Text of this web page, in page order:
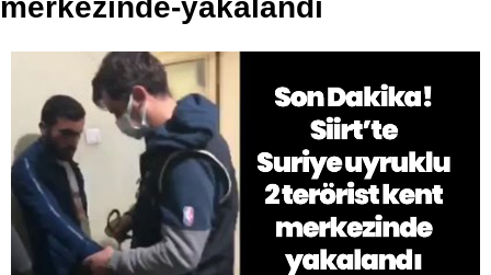
PERVARI
ŞIRVAN
TILLO
GÜNDEM
merkezinde-yakalandi